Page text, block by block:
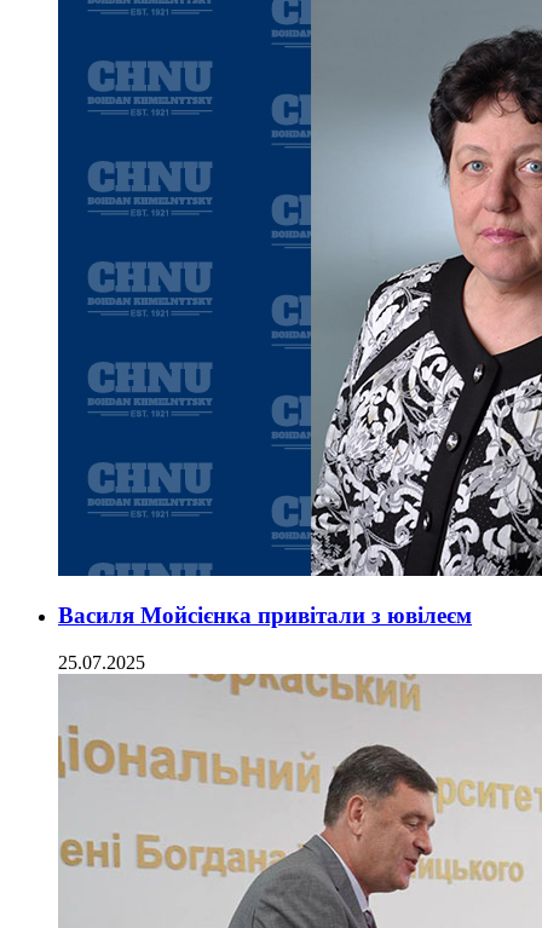
Василя Мойсієнка привітали з ювілеєм
25.07.2025